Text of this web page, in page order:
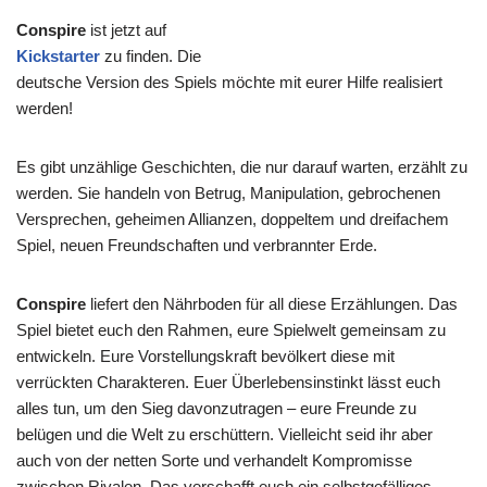
Conspire ist jetzt auf
Kickstarter zu finden. Die
deutsche Version des Spiels möchte mit eurer Hilfe realisiert
werden!
Es gibt unzählige Geschichten, die nur darauf warten, erzählt zu
werden. Sie handeln von Betrug, Manipulation, gebrochenen
Versprechen, geheimen Allianzen, doppeltem und dreifachem
Spiel, neuen Freundschaften und verbrannter Erde.
Conspire liefert den Nährboden für all diese Erzählungen. Das
Spiel bietet euch den Rahmen, eure Spielwelt gemeinsam zu
entwickeln. Eure Vorstellungskraft bevölkert diese mit
verrückten Charakteren. Euer Überlebensinstinkt lässt euch
alles tun, um den Sieg davonzutragen – eure Freunde zu
belügen und die Welt zu erschüttern. Vielleicht seid ihr aber
auch von der netten Sorte und verhandelt Kompromisse